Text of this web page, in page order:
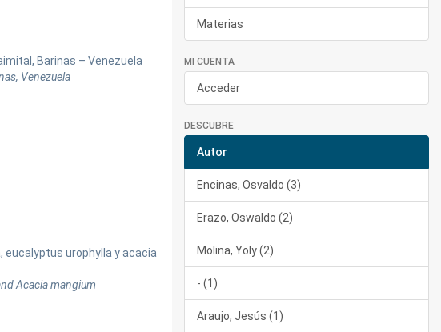
Barinas – Venezuela
Venezuela
urophylla y acacia
Acacia mangium
Materias
MI CUENTA
Acceder
DESCUBRE
Autor
Encinas, Osvaldo (3)
Erazo, Oswaldo (2)
Molina, Yoly (2)
- (1)
Araujo, Jesús (1)